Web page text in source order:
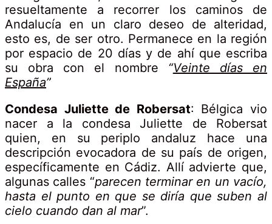
resueltamente a recorrer los caminos de
Andalucía en un claro deseo de alteridad,
esto es, de ser otro. Permanece en la región
por espacio de 20 días y de ahí que escriba
su obra con el nombre “Veinte días en
España”
Condesa Juliette de Robersat: Bélgica vio
nacer a la condesa Juliette de Robersat
quien, en su periplo andaluz hace una
descripción evocadora de su país de origen,
específicamente en Cádiz. Allí advierte que,
algunas calles “parecen terminar en un vacío,
hasta el punto en que se diría que suben al
cielo cuando dan al mar”.